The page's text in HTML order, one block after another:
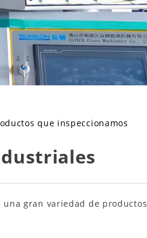
que inspeccionamos
gran variedad de productos